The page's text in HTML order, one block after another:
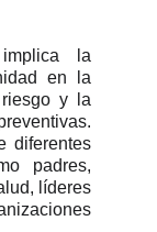
la
en la
y la
diferentes
padres,
líderes